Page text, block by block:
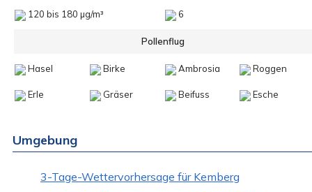
120 bis 180 µg/m³ 6
Pollenflug
Hasel Birke Ambrosia Roggen
Erle Gräser Beifuss Esche
Umgebung
3-Tage-Wettervorhersage für Kemberg